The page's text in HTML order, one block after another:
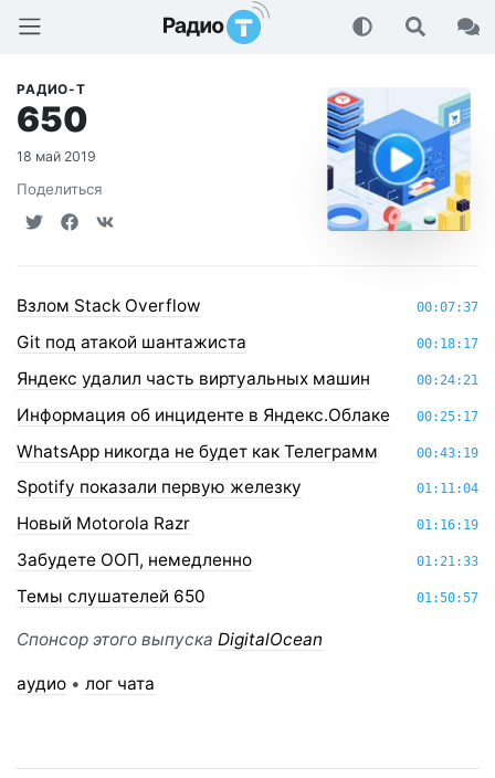
Радио-Т Подкаст
РАДИО-Т
650
18 май 2019
Поделиться
00:07:37
Взлом Stack Overflow
00:18:17
Git под атакой шантажиста
00:24:21
Яндекс удалил часть виртуальных машин
00:25:17
Информация об инциденте в Яндекс.Облаке
00:43:19
WhatsApp никогда не будет как Телеграмм
01:11:04
Spotify показали первую железку
01:16:19
Новый Motorola Razr
01:21:33
Забудете ООП, немедленно
01:50:57
Темы слушателей 650
Спонсор этого выпуска DigitalOcean
аудио • лог чата